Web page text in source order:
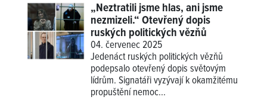
„Neztratili jsme hlas, ani jsme
nezmizeli.“ Otevřený dopis
ruských politických vězňů
04. červenec 2025
Jedenáct ruských politických vězňů
podepsalo otevřený dopis světovým
lídrům. Signatáři vyzývají k okamžitému
propuštění nemoc...